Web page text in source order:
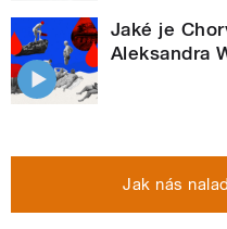
Jaké je
Aleksandra
Jak nás